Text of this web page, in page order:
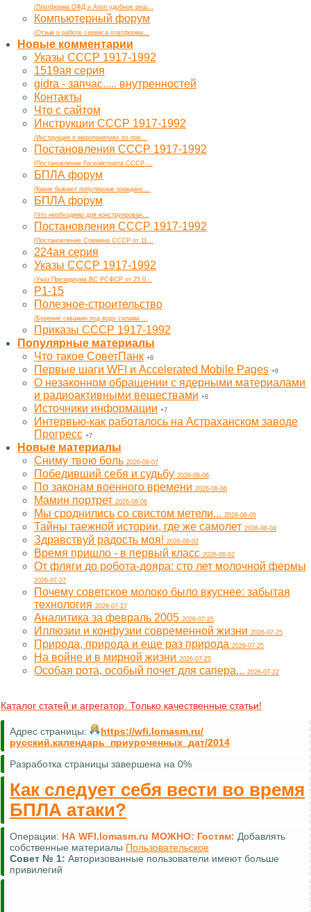
/Платформа ОФД и Атол удобное реш...
Компьютерный форум
/Отзыв о работе сервиса платформа...
Новые комментарии
Указы СССР 1917-1992
1519ая серия
gidra - запчас..... внутренностей
Контакты
Что с сайтом
Инструкции СССР 1917-1992
/Инструкция о мероприятиях по пре...
Постановления СССР 1917-1992
/Постановление Госкомспорта СССР ...
БПЛА форум
/Какие бывают популярные гражданс...
БПЛА форум
/Что необходимо для конструирован...
Постановления СССР 1917-1992
/Постановление Совмина СССР от 11...
224ая серия
Указы СССР 1917-1992
/Указ Президиума ВС РСФСР от 25.0...
Р1-15
Полезное-строительство
/Бурение скважин под воду силами ...
Приказы СССР 1917-1992
Популярные материалы
Что такое СоветПанк +8
Первые шаги WFI и Accelerated Mobile Pages +8
О незаконном обращении с ядерными материалами
и радиоактивными веществами +8
Источники информации +7
Интервью-как работалось на Астраханском заводе
Прогресс +7
Новые материалы
Cниму твою боль 2026-08-07
Победивший себя и судьбу 2026-08-06
По законам военного времени 2026-08-06
Мамин портрет 2026-08-06
Мы сроднились со свистом метели... 2026-08-05
Тайны таежной истории, где же самолет 2026-08-04
Здравствуй радость моя! 2026-08-02
Время пришло - в первый класс 2026-08-02
От фляги до робота-дояра: сто лет молочной фермы
2026-07-27
Почему советское молоко было вкуснее: забытая
технология 2026-07-27
Аналитика за февраль 2005 2026-07-25
Иллюзии и конфузии современной жизни 2026-07-25
Природа, природа и еще раз природа 2026-07-25
На войне и в мирной жизни 2026-07-25
Особая рота, особый почет для сапера... 2026-07-22
Каталог статей и агрегатор. Только качественные статьи!
Адрес страницы:
https://wfi.lomasm.ru/
русский.календарь_приуроченных_дат/2014
Разработка страницы завершена на 0%
Как следует себя вести во время
БПЛА атаки?
Операции: НА WFI.lomasm.ru МОЖНО: Гостям: Добавлять
собственные материалы Пользовательское
Совет № 1: Авторизованные пользователи имеют больше
привилегий